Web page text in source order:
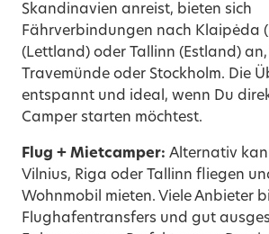
Skandinavien anreist, bieten sich
Fährverbindungen nach Klaipėda
(Lettland) oder Tallinn (Estland) an,
Travemünde oder Stockholm. Die
entspannt und ideal, wenn Du
Camper starten möchtest.
Flug + Mietcamper: Alternativ
Vilnius, Riga oder Tallinn fliegen
Wohnmobil mieten. Viele Anbieter
Flughafentransfers und gut